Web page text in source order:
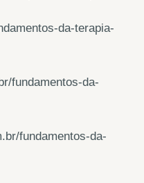
da-terapia-
fundamentos-da-
fundamentos-da-